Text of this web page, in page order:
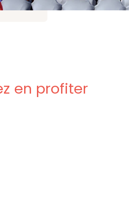
en profiter